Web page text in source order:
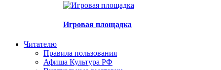
Игровая площадка
Читателю
Правила пользования
Афиша Культура РФ